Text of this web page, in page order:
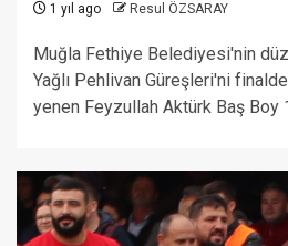
1 yıl ago Resul ÖZSARAY
Muğla Fethiye Belediyesi'nin
Yağlı Pehlivan Güreşleri'ni
yenen Feyzullah Aktürk Baş Boy